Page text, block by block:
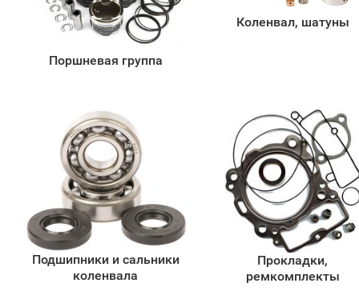
Поршневая группа
Коленвал, шатуны
Подшипники и сальники
коленвала
Прокладки,
ремкомплекты